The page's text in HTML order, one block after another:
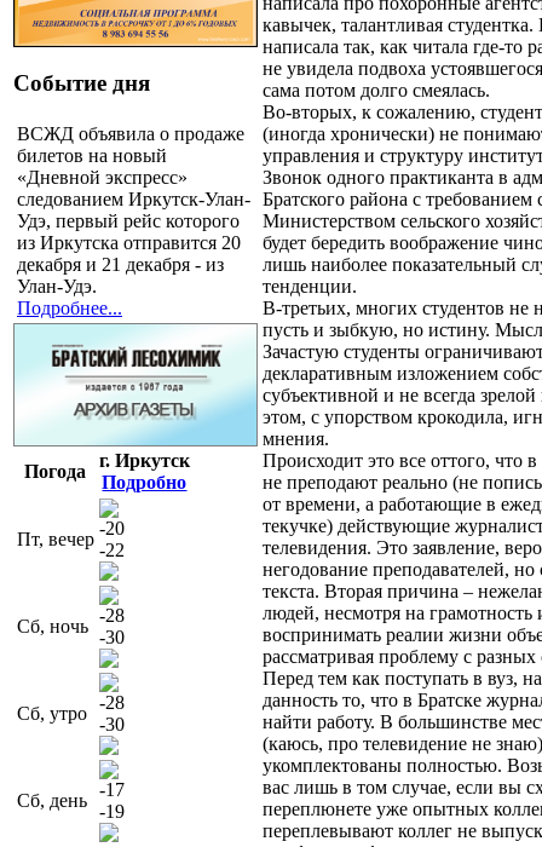
Событие дня
ВСЖД объявила о продаже
билетов на новый
«Дневной экспресс»
следованием Иркутск-Улан-
Удэ, первый рейс которого
из Иркутска отправится 20
декабря и 21 декабря - из
Улан-Удэ.
Подробнее...
Погода
г. Иркутск
Подробно
Пт, вечер
-20
-22
Сб, ночь
-28
-30
Сб, утро
-28
-30
Сб, день
-17
-19
кавычек, талантливая студентка.
написала так, как читала где-то
не увидела подвоха
сама потом долго смеялась.
Во-вторых, к сожалению,
(иногда хронически) не
управления и структуру
Звонок одного практиканта в
Братского района с требованием
Министерством сельского
будет бередить воображение
лишь наиболее показательный
тенденции.
В-третьих, многих студентов не
пусть и зыбкую, но истину.
Зачастую студенты
декларативным изложением
субъективной и не всегда
этом, с упорством крокодила,
мнения.
Происходит это все оттого, что
не преподают реально (не
от времени, а работающие в
текучке) действующие
телевидения. Это заявление,
негодование преподавателей, но
текста. Вторая причина –
людей, несмотря на грамотность
воспринимать реалии жизни
рассматривая проблему с
Перед тем как поступать в вуз,
данность то, что в Братске
найти работу. В большинстве
(каюсь, про телевидение не
укомплектованы полностью.
вас лишь в том случае, если вы
переплюнете уже опытных
переплевывают коллег не